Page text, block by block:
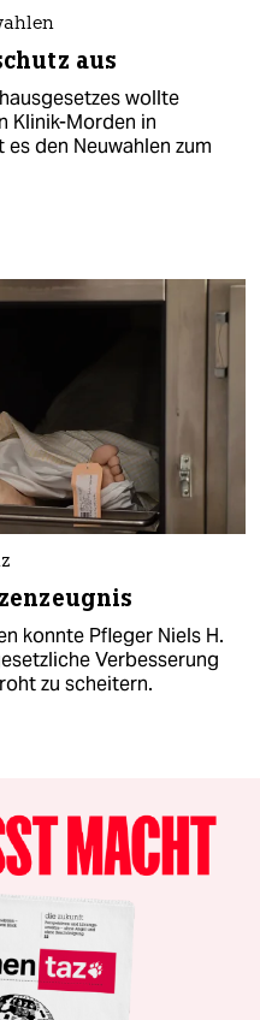
aus
wollte
Klinik-Morden in
den Neuwahlen zum
konnte Pfleger Niels H.
Verbesserung
zu scheitern.